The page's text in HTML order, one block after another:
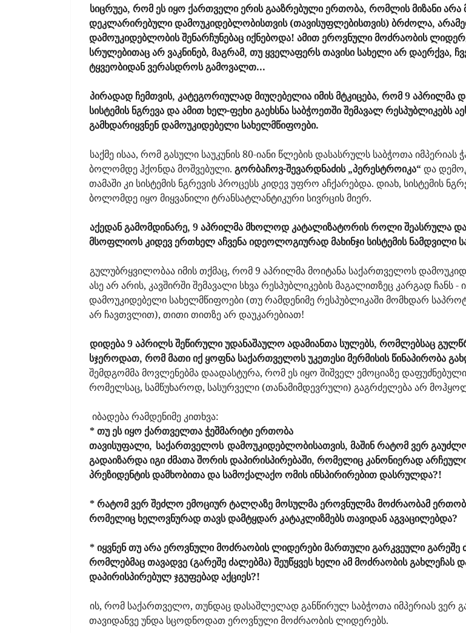
სიცრუეა, რომ ეს იყო ქართველი ერის გააზრებული ერთობა, რომლის მიზანი არა
დეკლარირებული დამოუკიდებლობისთვის (თავისუფლებისთვის) ბრძოლა,
დამოუკიდებლობის შენარჩუნებაც იქნებოდა! ამით ეროვნული მოძრაობის
სრულებითაც არ ვაკნინებ, მაგრამ, თუ ყველაფერს თავისი სახელი არ დაერქვა,
ტყვეობიდან ვერასდროს გამოვალთ...
პირადად ჩემთვის, კატეგორიულად მიუღებელია იმის მტკიცება, რომ 9 აპრილმა
სისტემის ნგრევა და ამით ხელ-ფეხი გაეხსნა საბჭოეთში შემავალ რესპუბლიკებს
გამხდარიყვნენ დამოუკიდებელი სახელმწიფოები.
საქმე ისაა, რომ გასული საუკუნის 80-იანი წლების დასასრულს საბჭოთა იმპერიას
ბოლომდე ჰქონდა მოშვებული. გორბაჩოვ-შევარდნაძის „პერესტროიკა“ და
თამაში კი სისტემის ნგრევის პროცესს კიდევ უფრო აჩქარებდა. დიახ, სისტემის
ბოლომდე იყო მიყვანილი ტრანსატლანტიკური სივრცის მიერ.
აქედან გამომდინარე, 9 აპრილმა მხოლოდ კატალიზატორის როლი შეასრულა
მსოფლიოს კიდევ ერთხელ აჩვენა იდეოლოგიურად მახინჯი სისტემის ნამდვილი
გულუბრყვილობაა იმის თქმაც, რომ 9 აპრილმა მოიტანა საქართველოს
ასე არ არის, კავშირში შემავალი სხვა რესპუბლიკების მაგალითზეც კარგად ჩანს -
დამოუკიდებელი სახელმწიფოები (თუ რამდენიმე რესპუბლიკაში მომხდარ
არ ჩავთვლით), თითი თითზე არ დაუკარებიათ!
დიდება 9 აპრილს შეწირული უდანაშაულო ადამიანთა სულებს, რომლებსაც
სჯეროდათ, რომ მათი იქ ყოფნა საქართველოს უკეთესი მერმისის წინაპირობა
შემდგომმა მოვლენებმა დაადასტურა, რომ ეს იყო შიშველ ემოციაზე
რომელსაც, სამწუხაროდ, სასურველი (თანამიმდევრული) გაგრძელება არ
იბადება რამდენიმე კითხვა:
* თუ ეს იყო ქართველთა ჭეშმარიტი ერთობა
თავისუფალი, საქართველოს დამოუკიდებლობისათვის, მაშინ რატომ ვერ
გადაიზარდა იგი ძმათა შორის დაპირისპირებაში, რომელიც კანონიერად
პრეზიდენტის დამხობითა და სამოქალაქო ომის ინსპირირებით დასრულდა?!
* რატომ ვერ შეძლო ემოციურ ტალღაზე მოსულმა ეროვნულმა მოძრაობამ
რომელიც ხელოვნურად თავს დამტყდარ კატაკლიზმებს თავიდან აგვაცილებდა?
* იყვნენ თუ არა ეროვნული მოძრაობის ლიდერები მართული გარკვეული გარეშე
რომლებმაც თავადვე (გარეშე ძალებმა) შეუწყვეს ხელი ამ მოძრაობის გახლეჩას
დაპირისპირებულ ჯგუფებად აქციეს?!
ის, რომ საქართველო, თუნდაც დასაშლელად განწირულ საბჭოთა იმპერიას ვერ
თავიდანვე უნდა სცოდნოდათ ეროვნული მოძრაობის ლიდერებს.